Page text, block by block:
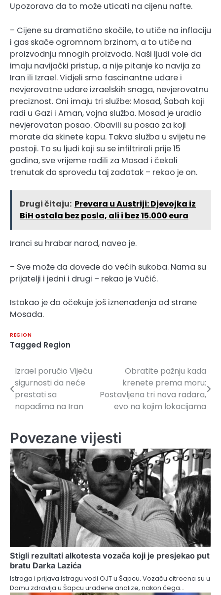
Upozorava da to može uticati na cijenu nafte.
– Cijene su dramatično skočile, to utiče na inflaciju
i gas skače ogromnom brzinom, a to utiče na
proizvodnju mnogih proizvoda. Naši ljudi vole da
imaju navijački pristup, a nije pitanje ko navija za
Iran ili Izrael. Vidjeli smo fascinantne udare i
nevjerovatne udare izraelskih snaga, nevjerovatnu
preciznost. Oni imaju tri službe: Mosad, Šabah koji
radi u Gazi i Aman, vojna služba. Mosad je uradio
nevjerovatan posao. Obavili su posao za koji
morate da skinete kapu. Takva služba u svijetu ne
postoji. To su ljudi koji su se infiltrirali prije 15
godina, sve vrijeme radili za Mosad i čekali
trenutak da sprovedu taj zadatak – rekao je on.
Drugi čitaju: Prevara u Austriji: Djevojka iz
BiH ostala bez posla, ali i bez 15.000 eura
Iranci su hrabar narod, naveo je.
– Sve može da dovede do većih sukoba. Nama su
prijatelji i jedni i drugi – rekao je Vučić.
Istakao je da očekuje još iznenađenja od strane
Mosada.
REGION
Tagged Region
Navigacija
članaka
Izrael poručio Vijeću
sigurnosti da neće
prestati sa
napadima na Iran
Obratite pažnju kada
krenete prema moru:
Postavljena tri nova radara,
evo na kojim lokacijama
Povezane vijesti
Stigli rezultati alkotesta vozača koji je presjekao put
bratu Darka Lazića
Istraga i prijava Istragu vodi OJT u Šapcu. Vozaču citroena su u
Domu zdravlja u Šapcu urađene analize, nakon čega…